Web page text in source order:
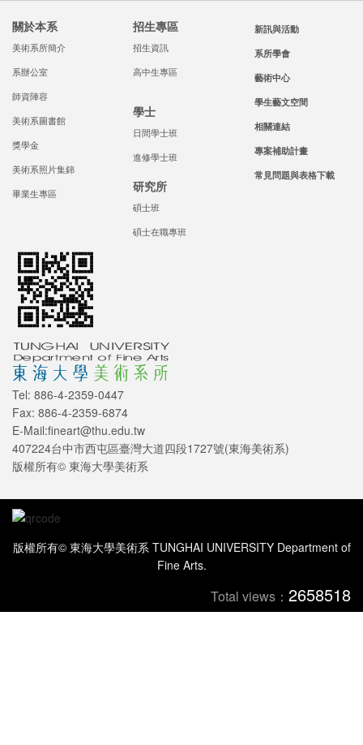
關於本系
美術系所簡介
系辦公室
師資陣容
美術系圖書館
獎學金
美術系照片集錦
畢業生專區
招生專區
招生資訊
高中生專區
學士
日間學士班
進修學士班
研究所
碩士班
碩士在職專班
新訊與活動
系所學會
藝術中心
學生藝文空間
相關連結
專案補助計畫
常見問題與表格下載
Tel: 886-4-2359-0447
Fax: 886-4-2359-6874
E-Mail:fineart@thu.edu.tw
407224台中市西屯區臺灣大道四段1727號(東海美術系)
版權所有© 東海大學美術系
版權所有© 東海大學美術系 TUNGHAI UNIVERSITY Department of
Fine Arts.
Total views： 2658518